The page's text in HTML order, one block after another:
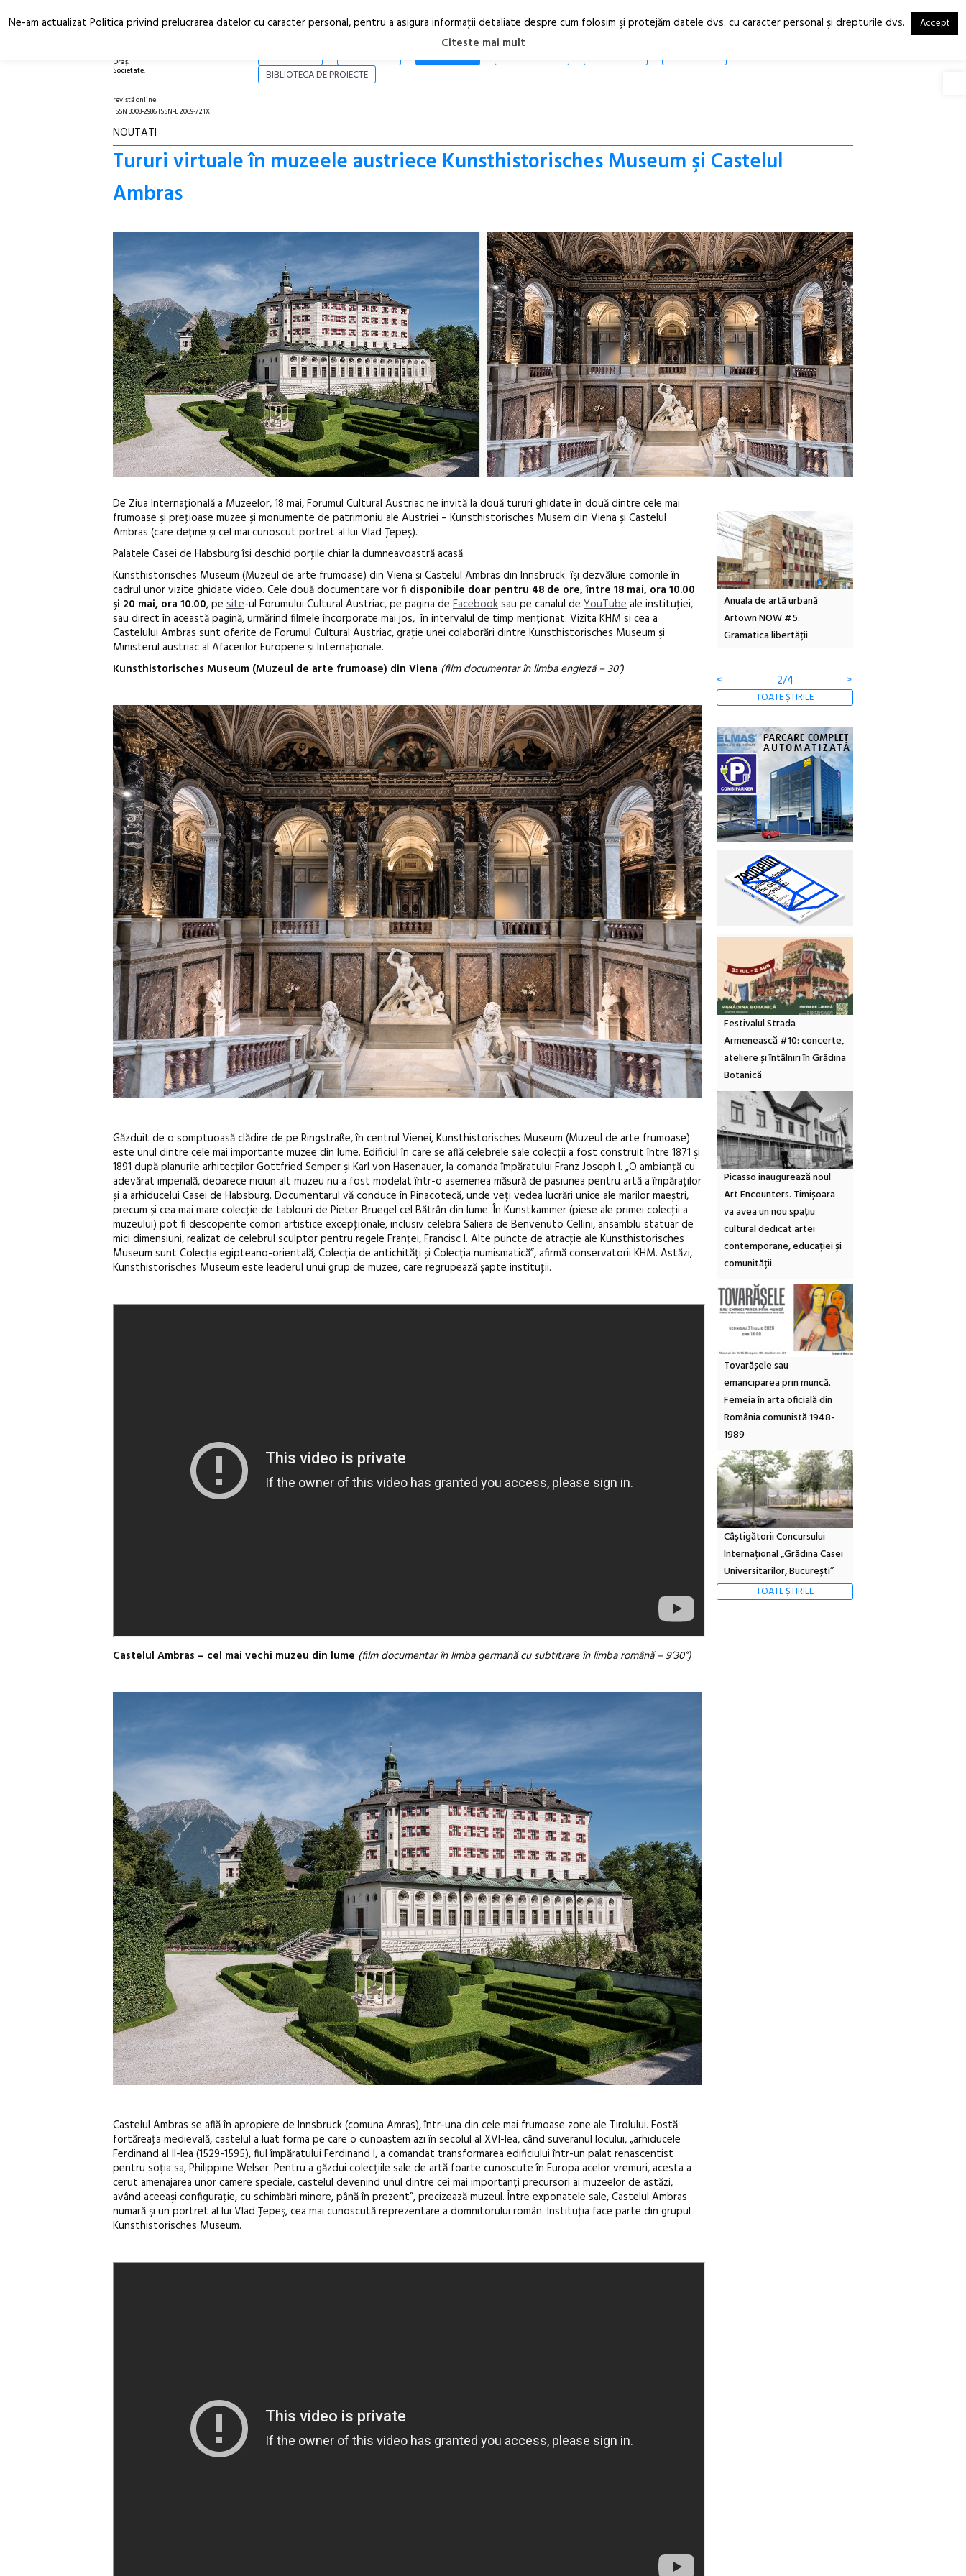
Oraș.
Societate.
RO
EN
STIRI
BIBLIOTECA DE PROIECTE
revistă online
ISSN 3008-2986 ISSN-L 2069-721X
NOUTATI
Tururi virtuale în muzeele austriece Kunsthistorisches Museum şi Castelul
Ambras
De Ziua Internațională a Muzeelor, 18 mai, Forumul Cultural Austriac ne invită la două tururi ghidate în două dintre cele mai
frumoase şi preţioase muzee și monumente de patrimoniu ale Austriei – Kunsthistorisches Musem din Viena și Castelul
Ambras (care deține și cel mai cunoscut portret al lui Vlad Țepeș).
Palatele Casei de Habsburg îsi deschid porţile chiar la dumneavoastră acasă.
Kunsthistorisches Museum (Muzeul de arte frumoase) din Viena şi Castelul Ambras din Innsbruck îşi dezvăluie comorile în
cadrul unor vizite ghidate video. Cele două documentare vor fi disponibile doar pentru 48 de ore, între 18 mai, ora 10.00
şi 20 mai, ora 10.00, pe site-ul Forumului Cultural Austriac, pe pagina de Facebooksau pe canalul de YouTubeale instituţiei,
sau direct în această pagină, urmărind filmele încorporate mai jos, în intervalul de timp menționat. Vizita KHM si cea a
Castelului Ambras sunt oferite de Forumul Cultural Austriac, graţie unei colaborări dintre Kunsthistorisches Museum şi
Ministerul austriac al Afacerilor Europene şi Internaţionale.
Kunsthistorisches Museum (Muzeul de arte frumoase) din Viena (film documentar în limba engleză – 30’)
Găzduit de o somptuoasă clădire de pe Ringstraße, în centrul Vienei, Kunsthistorisches Museum (Muzeul de arte frumoase)
este unul dintre cele mai importante muzee din lume. Edificiul în care se află celebrele sale colecţii a fost construit între 1871 şi
1891 după planurile arhitecţilor Gottfried Semper şi Karl von Hasenauer, la comanda împăratului Franz Joseph I. „O ambianţă cu
adevărat imperială, deoarece niciun alt muzeu nu a fost modelat într-o asemenea măsură de pasiunea pentru artă a împăraților
și a arhiducelui Casei de Habsburg. Documentarul vă conduce în Pinacotecă, unde veți vedea lucrări unice ale marilor maeștri,
precum și cea mai mare colecție de tablouri de Pieter Bruegel cel Bătrân din lume. În Kunstkammer (piese ale primei colecţii a
muzeului) pot fi descoperite comori artistice excepţionale, inclusiv celebra Saliera de Benvenuto Cellini, ansamblu statuar de
mici dimensiuni, realizat de celebrul sculptor pentru regele Franţei, Francisc I. Alte puncte de atracţie ale Kunsthistorisches
Museum sunt Colecția egipteano-orientală, Colecția de antichități și Colecția numismatică”, afirmă conservatorii KHM. Astăzi,
Kunsthistorisches Museum este leaderul unui grup de muzee, care regrupează şapte instituţii.
Castelul Ambras – cel mai vechi muzeu din lume (film documentar în limba germană cu subtitrare în limba română – 9’30”)
Castelul Ambras se află în apropiere de Innsbruck (comuna Amras), într-una din cele mai frumoase zone ale Tirolului. Fostă
fortăreaţa medievală, castelul a luat forma pe care o cunoaştem azi în secolul al XVI-lea, când suveranul locului, „arhiducele
Ferdinand al II-lea (1529-1595), fiul împăratului Ferdinand I, a comandat transformarea edificiului într-un palat renascentist
pentru soția sa, Philippine Welser. Pentru a găzdui colecțiile sale de artă foarte cunoscute în Europa acelor vremuri, acesta a
cerut amenajarea unor camere speciale, castelul devenind unul dintre cei mai importanți precursori ai muzeelor de astăzi,
având aceeaşi configuraţie, cu schimbări minore, până în prezent”, precizează muzeul. Între exponatele sale, Castelul Ambras
numară şi un portret al lui Vlad Ţepeş, cea mai cunoscută reprezentare a domnitorului român. Instituţia face parte din grupul
Kunsthistorisches Museum.
Anuala de artă urbană
Artown NOW #5:
Gramatica libertății
Festivalul Cinemascop
revine la Eforie Sud cu a IX-a
ediție
<
3/4 >
TOATE ȘTIRILE
Festivalul Strada
Armenească #10: concerte,
ateliere și întâlniri în Grădina
Botanică
Picasso inaugurează noul
Art Encounters. Timișoara
va avea un nou spațiu
cultural dedicat artei
contemporane, educației și
comunității
Tovarășele sau
emanciparea prin muncă.
Femeia în arta oficială din
România comunistă 1948-
1989
Câștigătorii Concursului
Internațional „Grădina Casei
Universitarilor, București”
TOATE ȘTIRILE
Ne-am actualizat Politica privind prelucrarea datelor cu caracter personal, pentru a asigura informaţii detaliate despre cum folosim şi protejăm datele dvs. cu caracter personal şi drepturile dvs. Accept
Citeste mai mult